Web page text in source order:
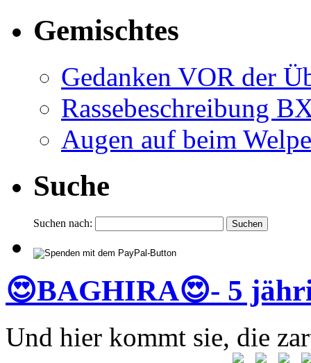
Gemischtes
Gedanken VOR der
Rassebeschreibung
Augen auf beim
Suche
Suchen nach:
😍BAGHIRA😍- 5
Und hier kommt sie, die